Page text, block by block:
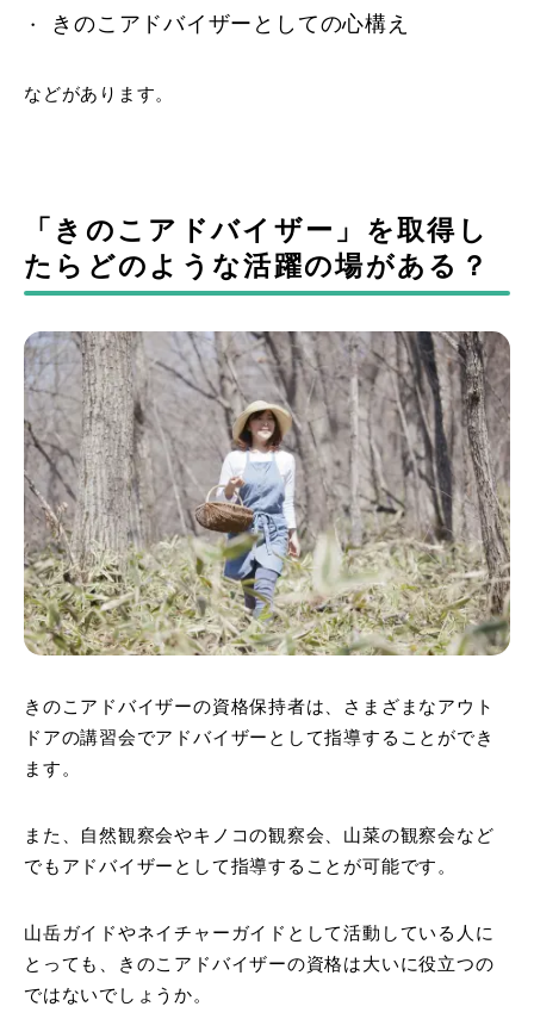
きのこアドバイザーとしての心構え
などがあります。
「きのこアドバイザー」を取得し
たらどのような活躍の場がある？
きのこアドバイザーの資格保持者は、さまざまなアウト
ドアの講習会でアドバイザーとして指導することができ
ます。
また、自然観察会やキノコの観察会、山菜の観察会など
でもアドバイザーとして指導することが可能です。
山岳ガイドやネイチャーガイドとして活動している人に
とっても、きのこアドバイザーの資格は大いに役立つの
ではないでしょうか。